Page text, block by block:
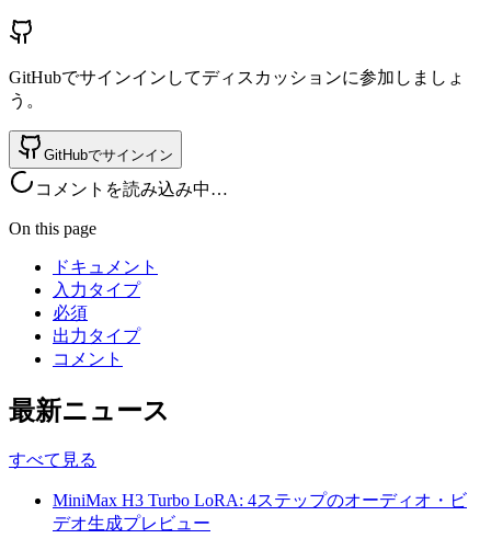
GitHubでサインインしてディスカッションに参加しましょ
う。
GitHubでサインイン
コメントを読み込み中…
On this page
ドキュメント
入力タイプ
必須
出力タイプ
コメント
最新ニュース
すべて見る
MiniMax H3 Turbo LoRA: 4ステップのオーディオ・ビ
デオ生成プレビュー